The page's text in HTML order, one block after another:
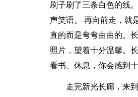
刷子刷了三条白色的线
声笑语。 再向前走，就
直的而是弯弯曲曲的。
照片，望着十分温馨。
看书、休息，你会感到十
走完新光长廊，来